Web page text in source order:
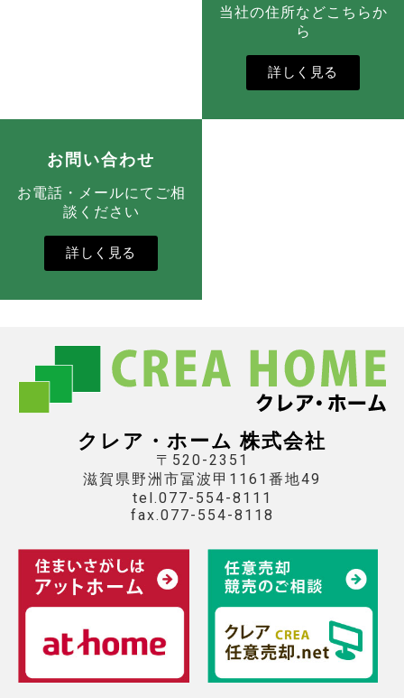
当社の住所などこちらか
ら
詳しく見る
お問い合わせ
お電話・メールにてご相
談ください
詳しく見る
クレア・ホーム 株式会社
〒520-2351
滋賀県野洲市冨波甲1161番地49
tel.077-554-8111
fax.077-554-8118